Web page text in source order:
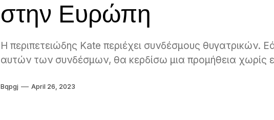
στην Ευρώπη
Η περιπετειώδης Kate περιέχει συνδέσμους θυγατρικών.
αυτών των συνδέσμων, θα κερδίσω μια προμήθεια χωρίς
Bqpgj April 26, 2023